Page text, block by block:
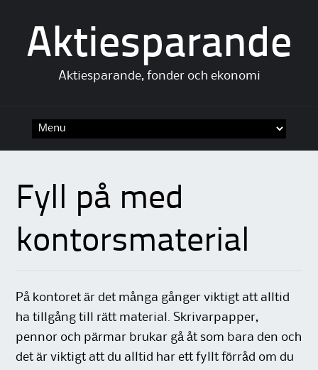
Aktiesparande
Aktiesparande, fonder och ekonomi
Fyll på med
kontorsmaterial
På kontoret är det många gånger viktigt att alltid
ha tillgång till rätt material. Skrivarpapper,
pennor och pärmar brukar gå åt som bara den och
det är viktigt att du alltid har ett fyllt förråd om du